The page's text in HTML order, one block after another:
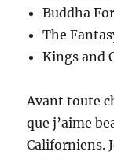
Buddha
The
Kings and
Avant toute
que j’aime
Californiens.